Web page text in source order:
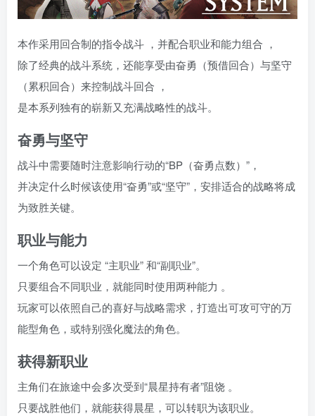
本作采用回合制的指令战斗 ，并配合职业和能力组合 ，
除了经典的战斗系统，还能享受由奋勇（预借回合）与坚守
（累积回合）来控制战斗回合 ，
是本系列独有的崭新又充满战略性的战斗。
奋勇与坚守
战斗中需要随时注意影响行动的“BP（奋勇点数）”，
并决定什么时候该使用“奋勇”或“坚守”，安排适合的战略将成
为致胜关键。
职业与能力
一个角色可以设定 “主职业” 和“副职业”。
只要组合不同职业，就能同时使用两种能力 。
玩家可以依照自己的喜好与战略需求，打造出可攻可守的万
能型角色，或特别强化魔法的角色。
获得新职业
主角们在旅途中会多次受到“晨星持有者”阻饶 。
只要战胜他们，就能获得晨星，可以转职为该职业。